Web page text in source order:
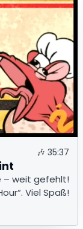
🎶 35:37
– weit gefehlt!
Viel Spaß!